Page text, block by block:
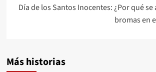
Día de los Santos Inocentes: ¿Por qué
bromas en
Más historias